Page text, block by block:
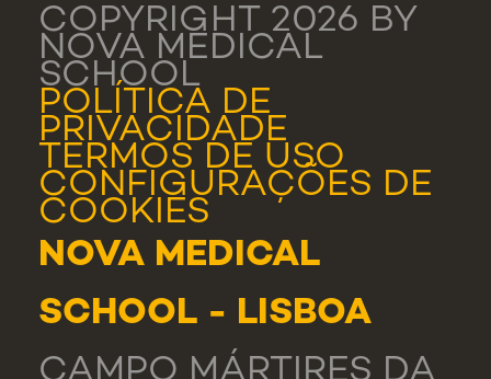
COPYRIGHT 2026 BY
NOVA MEDICAL
SCHOOL
POLÍTICA DE
PRIVACIDADE
TERMOS DE USO
CONFIGURAÇÕES DE
COOKIES
NOVA MEDICAL
SCHOOL - LISBOA